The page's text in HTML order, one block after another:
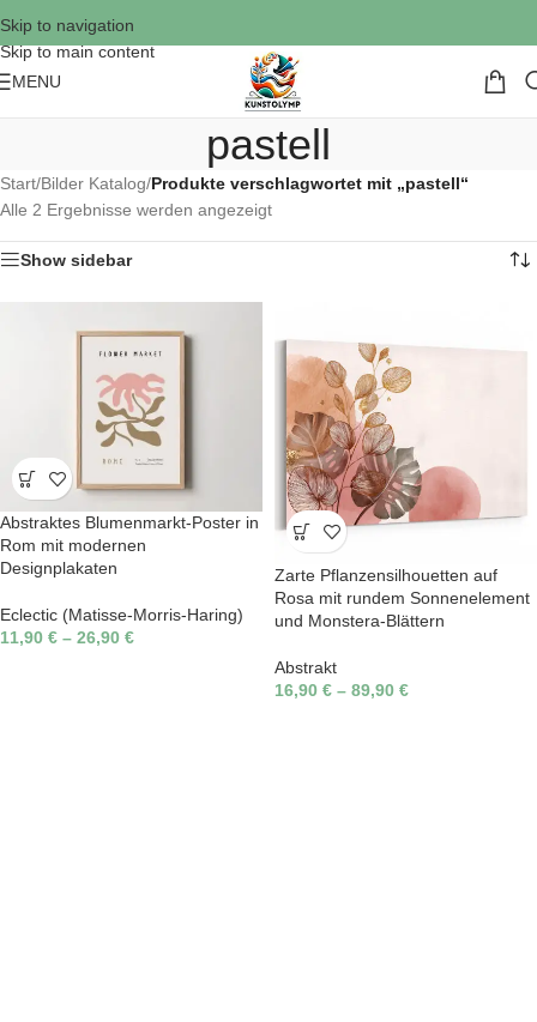
Skip to navigation
Skip to main content
MENU
pastell
Start/Bilder Katalog/Produkte verschlagwortet mit „pastell“
Alle 2 Ergebnisse werden angezeigt
Show sidebar
Abstraktes Blumenmarkt-Poster in
Rom mit modernen
Designplakaten
Eclectic (Matisse-Morris-Haring)
11,90 € – 26,90 €
Zarte Pflanzensilhouetten auf
Rosa mit rundem Sonnenelement
und Monstera-Blättern
Abstrakt
16,90 € – 89,90 €